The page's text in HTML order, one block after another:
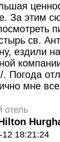
За этим
св.
ездили
. Погода
мне
отель
12 18:21:24